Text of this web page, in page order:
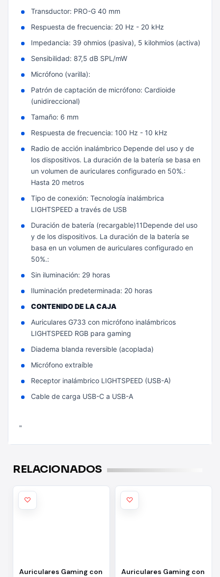
Transductor: PRO-G 40 mm
Respuesta de frecuencia: 20 Hz - 20 kHz
Impedancia: 39 ohmios (pasiva), 5 kilohmios (activa)
Sensibilidad: 87,5 dB SPL/mW
Micrófono (varilla):
Patrón de captación de micrófono: Cardioide
(unidireccional)
Tamaño: 6 mm
Respuesta de frecuencia: 100 Hz - 10 kHz
Radio de acción inalámbrico Depende del uso y de
los dispositivos. La duración de la batería se basa en
un volumen de auriculares configurado en 50%.:
Hasta 20 metros
Tipo de conexión: Tecnología inalámbrica
LIGHTSPEED a través de USB
Duración de batería (recargable)11Depende del uso
y de los dispositivos. La duración de la batería se
basa en un volumen de auriculares configurado en
50%.:
Sin iluminación: 29 horas
Iluminación predeterminada: 20 horas
CONTENIDO DE LA CAJA
Auriculares G733 con micrófono inalámbricos
LIGHTSPEED RGB para gaming
Diadema blanda reversible (acoplada)
Micrófono extraíble
Receptor inalámbrico LIGHTSPEED (USB-A)
Cable de carga USB-C a USB-A
"
RELACIONADOS
Auriculares Gaming con
Auriculares Gaming con